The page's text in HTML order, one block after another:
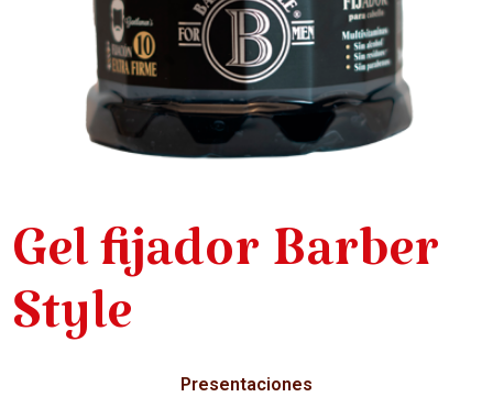
Gel fijador Barber
Style
Presentaciones